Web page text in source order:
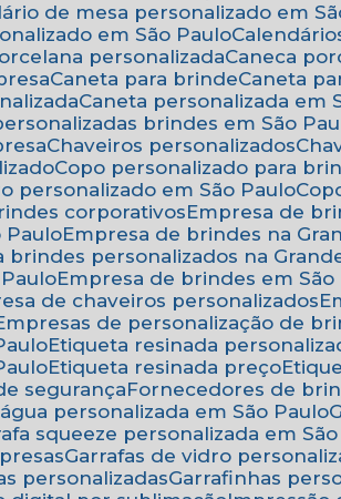
de mesa personalizado em
em São Paulo
personalizada
Caneca
Caneta para brinde
Caneta
Caneta personalizada em
brindes em São
Chaveiros personalizados
Copo personalizado para
personalizado em São Paulo
corporativos
Empresa de
Paulo
Empresa de brindes na
brindes personalizados na
Empresa de brindes em São
de chaveiros personalizados
Empresas de personalização de
Etiqueta resinada
Etiqueta resinada preço
segurança
Fornecedores de
água personalizada em São Paulo
squeeze personalizada em
Garrafas de vidro
personalizadas
Garrafinhas